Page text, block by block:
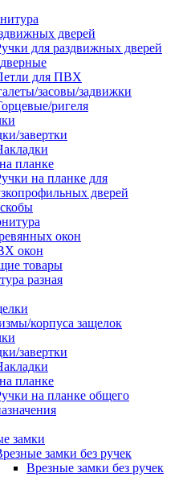
дверей
для раздвижных дверей
для ПВХ
засовы/задвижки
ригеля
завертки
планке
на планке для
дверей
окон
окон
товары
разная
корпуса защелок
завертки
планке
на планке общего
замки
замки без ручек
Врезные замки без ручек